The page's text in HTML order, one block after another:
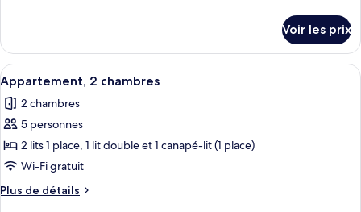
chambre :
Studio
le
type
de
chambre
Studio
Voir les prix
Afficher
toutes
les
photos
pour
ce
type
de
Chambres insonorisées, Wi-Fi gratuit
3
Appartement, 2 chambres
2 chambres
5 personnes
2 lits 1 place, 1 lit double et 1 canapé-lit (1 place)
Wi-Fi gratuit
Plus de détails
Plus